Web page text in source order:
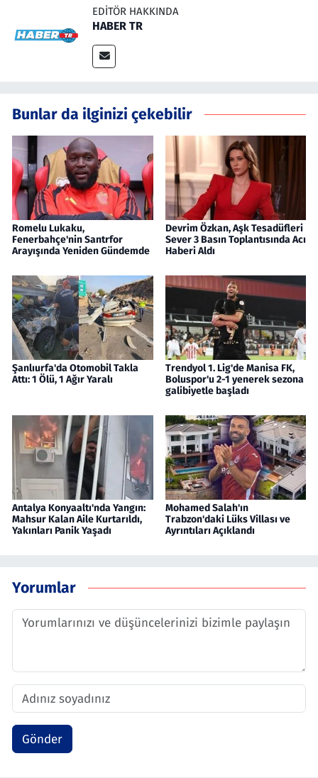
EDITÖR HAKKINDA
HABER TR
Bunlar da ilginizi çekebilir
Romelu Lukaku,
Fenerbahçe'nin Santrfor
Arayışında Yeniden Gündemde
Devrim Özkan, Aşk Tesadüfleri
Sever 3 Basın Toplantısında Acı
Haberi Aldı
Şanlıurfa'da Otomobil Takla
Attı: 1 Ölü, 1 Ağır Yaralı
Trendyol 1. Lig'de Manisa FK,
Boluspor'u 2-1 yenerek sezona
galibiyetle başladı
Antalya Konyaaltı'nda Yangın:
Mahsur Kalan Aile Kurtarıldı,
Yakınları Panik Yaşadı
Mohamed Salah'ın
Trabzon'daki Lüks Villası ve
Ayrıntıları Açıklandı
Yorumlar
Gönder